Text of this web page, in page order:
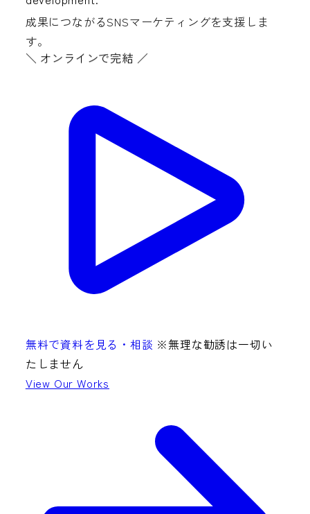
成果につながるSNSマーケティングを支援しま
す。
＼ オンラインで完結 ／
無料で資料を見る・相談 ※無理な勧誘は一切い
たしません
View Our Works